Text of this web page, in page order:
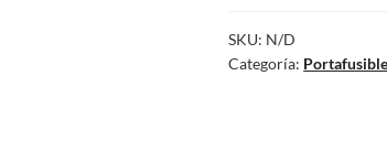
SKU: N/D
Categoría: